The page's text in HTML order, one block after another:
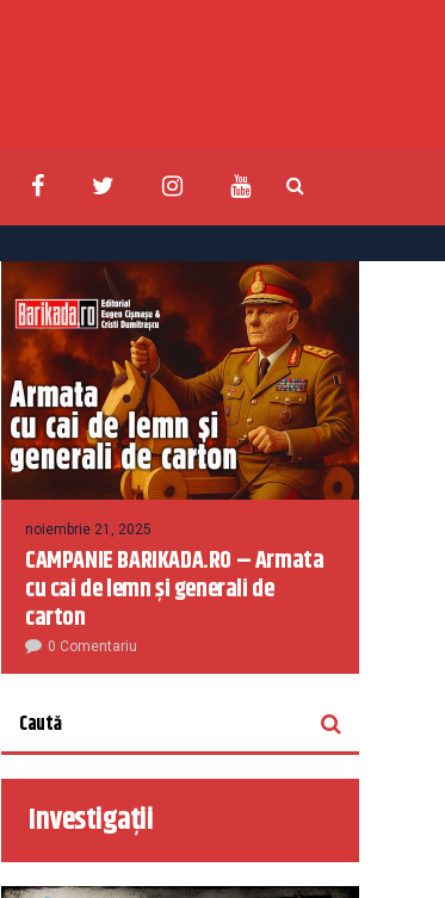
noiembrie 21, 2025
CAMPANIE BARIKADA.RO – Armata
cu cai de lemn și generali de
carton
0 Comentariu
Investigații